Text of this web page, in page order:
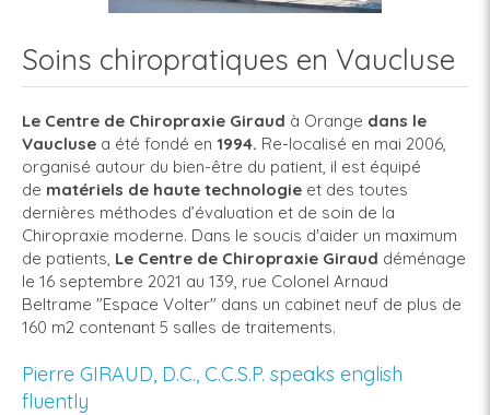
Soins chiropratiques en Vaucluse
Le Centre de Chiropraxie Giraud à Orange dans le
Vaucluse a été fondé en 1994. Re-localisé en mai 2006,
organisé autour du bien-être du patient, il est équipé
de matériels de haute technologie et des toutes
dernières méthodes d’évaluation et de soin de la
Chiropraxie moderne. Dans le soucis d'aider un maximum
de patients, Le Centre de Chiropraxie Giraud déménage
le 16 septembre 2021 au 139, rue Colonel Arnaud
Beltrame "Espace Volter" dans un cabinet neuf de plus de
160 m2 contenant 5 salles de traitements.
Pierre GIRAUD, D.C., C.C.S.P. speaks english
fluently